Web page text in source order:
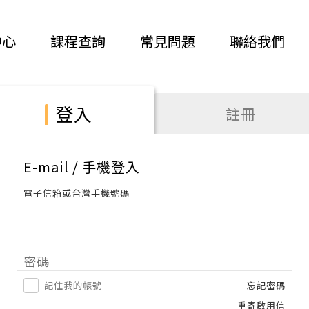
課程查詢 常見問題 聯絡我們
登入 註冊
E-mail / 手機登入
電子信箱或台灣手機號碼
密碼
記住我的帳號
忘記密碼
重寄啟用信